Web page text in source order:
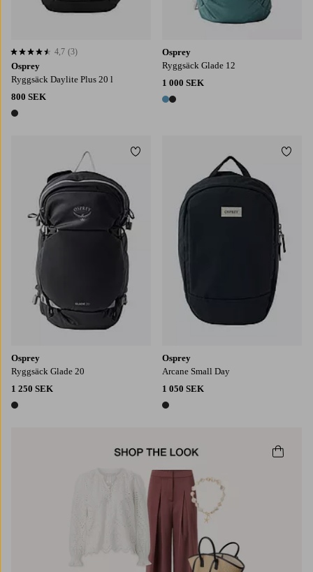
Osprey
Ryggsäck Daylite Plus 20 l
800 SEK
1 färg
4,7 baserat på 3 st betyg
4,7 (3)
Osprey
Ryggsäck Glade 12
1 000 SEK
2 färger
Osprey
Ryggsäck Glade 20
1 250 SEK
1 färg
Lägg till i favoriter
Osprey
Arcane Small Day
1 050 SEK
1 färg